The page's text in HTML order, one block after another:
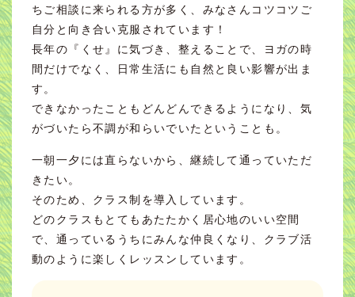
ちご相談に来られる方が多く、みなさんコツコツご
自分と向き合い克服されています！
長年の『くせ』に気づき、整えることで、ヨガの時
間だけでなく、日常生活にも自然と良い影響が出ま
す。
できなかったこともどんどんできるようになり、気
がづいたら不調が和らいでいたということも。
一朝一夕には直らないから、継続して通っていただ
きたい。
そのため、クラス制を導入しています。
どのクラスもとてもあたたかく居心地のいい空間
で、通っているうちにみんな仲良くなり、クラブ活
動のように楽しくレッスンしています。